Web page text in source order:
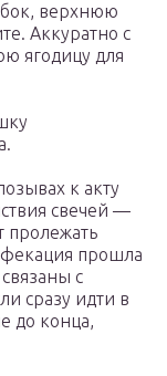
бок, верхнюю
Аккуратно с
ягодицу для
к акту
свечей —
пролежать
прошла
с
сразу идти в
до конца,